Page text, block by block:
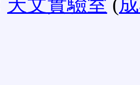
天文實驗室 (